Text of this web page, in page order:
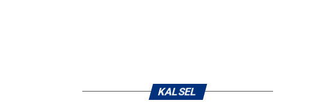
KALSEL